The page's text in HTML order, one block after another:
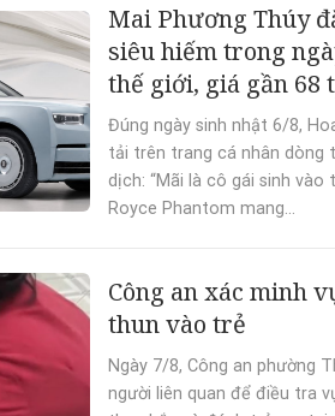
Mai Phương Thúy
siêu hiếm trong
thế giới, giá gần 68
Đúng ngày sinh nhật 6/8,
tải trên trang cá nhân dòng
dịch: “Mãi là cô gái sinh vào
Royce Phantom mang...
Công an xác minh
thun vào trẻ
Ngày 7/8, Công an phường
người liên quan để điều tra